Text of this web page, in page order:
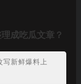
成吃瓜文章？
写新鲜爆料上